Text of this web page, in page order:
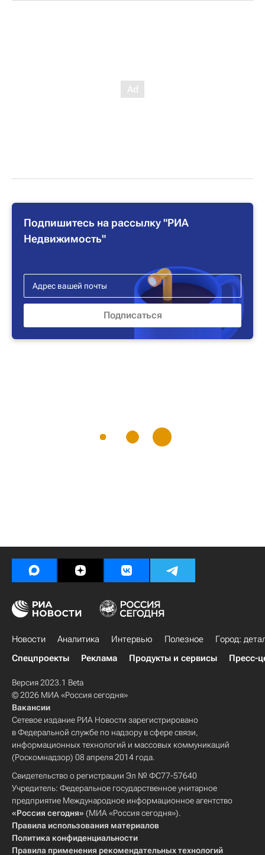
Подпишитесь на рассылку "РИА
Недвижимость"
Новости Аналитика Интервью Полезное
Город:
Спецпроекты
Реклама Продукты и сервисы Пресс-
Версия 2023.1 Beta
© 2026 МИА «Россия сегодня»
Вакансии
Сетевое издание РИА Новости зарегистрировано
в Федеральной службе по надзору в сфере связи,
информационных технологий и массовых коммуникаций
(Роскомнадзор) 08 апреля 2014 года.
Свидетельство о регистрации Эл № ФС77-57640
Учредитель: Федеральное государственное унитарное
предприятие Международное информационное агентство
«Россия сегодня» (МИА «Россия сегодня»).
Правила использования материалов
Политика конфиденциальности
Правила применения рекомендательных технологий